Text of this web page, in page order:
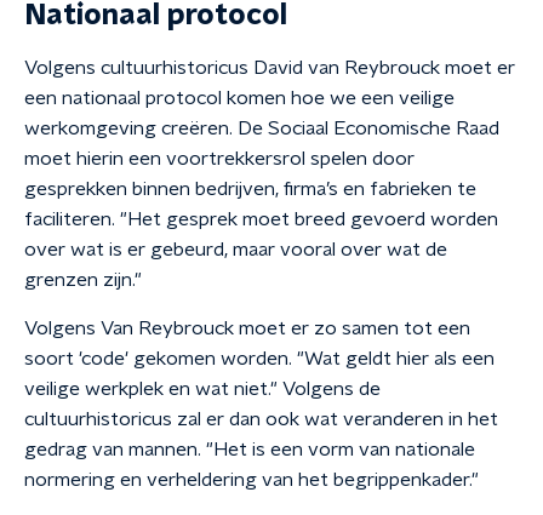
Nationaal protocol
Volgens cultuurhistoricus David van Reybrouck moet er
een nationaal protocol komen hoe we een veilige
werkomgeving creëren. De Sociaal Economische Raad
moet hierin een voortrekkersrol spelen door
gesprekken binnen bedrijven, firma’s en fabrieken te
faciliteren. "Het gesprek moet breed gevoerd worden
over wat is er gebeurd, maar vooral over wat de
grenzen zijn."
Volgens Van Reybrouck moet er zo samen tot een
soort 'code' gekomen worden. "Wat geldt hier als een
veilige werkplek en wat niet." Volgens de
cultuurhistoricus zal er dan ook wat veranderen in het
gedrag van mannen. "Het is een vorm van nationale
normering en verheldering van het begrippenkader."